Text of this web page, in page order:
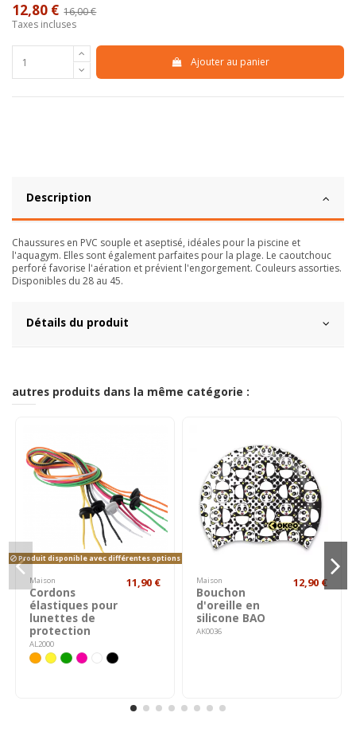
12,80 € 16,00 €
Taxes incluses
Ajouter au panier
Description
Chaussures en PVC souple et aseptisé, idéales pour la piscine et
l'aquagym. Elles sont également parfaites pour la plage. Le caoutchouc
perforé favorise l'aération et prévient l'engorgement. Couleurs assorties.
Disponibles du 28 au 45.
Détails du produit
autres produits dans la même catégorie :
Produit disponible avec différentes options
Maison
Cordons
élastiques pour
lunettes de
protection
AL2000
11,90 € Maison
Bouchon
d'oreille en
silicone BAO
AK0036
12,90 €